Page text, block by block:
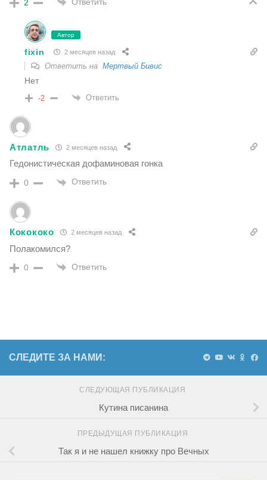
2
Автор
fixin 2 месяцев назад
Ответить на Мертвый Бивис
Нет
-2 Ответить
Атлатль 2 месяцев назад
Гедонистическая дофаминовая гонка
0 Ответить
Кокококо 2 месяцев назад
Полакомился?
0 Ответить
СЛЕДИТЕ ЗА НАМИ:
СЛЕДУЮЩАЯ ПУБЛИКАЦИЯ
Кутина писанина
ПРЕДЫДУЩАЯ ПУБЛИКАЦИЯ
Так я и не нашел книжку про Вечных